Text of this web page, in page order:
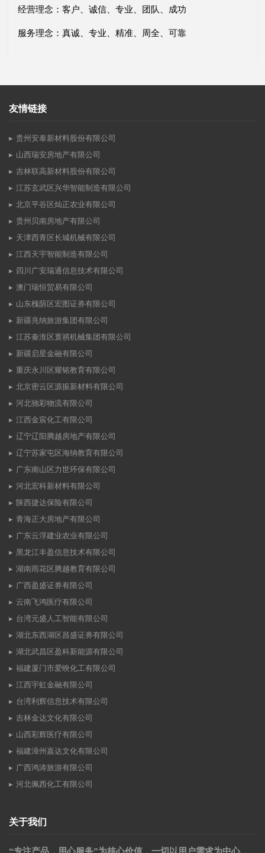
经营理念：客户、诚信、专业、团队、成功
服务理念：真诚、专业、精准、周全、可靠
友情链接
贵州安泰新材料股份有限公司
山西瑞安房地产有限公司
吉林联高新材料股份有限公司
江苏玄武区兴华智能制造有限公司
北京平谷区灿正农业有限公司
贵州贝南房地产有限公司
天津西青区长城机械有限公司
江西天宇智能制造有限公司
四川广安瑞通信息技术有限公司
澳门瑞恒贸易有限公司
山东槐荫区宏图证券有限公司
新疆兆纳旅游集团有限公司
江苏秦淮区寰祺机械集团有限公司
新疆启星金融有限公司
重庆永川区耀铭教育有限公司
北京密云区源振新材料有限公司
河北驰彩物流有限公司
江西金宸化工有限公司
辽宁辽阳腾越房地产有限公司
辽宁苏家屯区海纳教育有限公司
广东南山区力世环保有限公司
河北宏科新材料有限公司
陕西捷达保险有限公司
青海正大房地产有限公司
广东云浮建业农业有限公司
黑龙江丰盈信息技术有限公司
湖南雨花区腾越教育有限公司
广西盈盛证券有限公司
云南飞鸿医疗有限公司
台湾元盛人工智能有限公司
湖北东西湖区昌盛证券有限公司
湖北武昌区盈科新能源有限公司
福建厦门市爱映化工有限公司
江西宇虹金融有限公司
台湾利辉信息技术有限公司
吉林金达文化有限公司
山西彩辉医疗有限公司
福建漳州嘉达文化有限公司
广西鸿涛旅游有限公司
河北佩西化工有限公司
关于我们